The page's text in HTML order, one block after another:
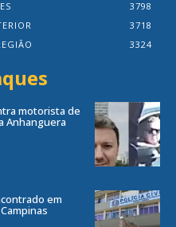
3798
3718
3324
motorista de
Anhanguera
em